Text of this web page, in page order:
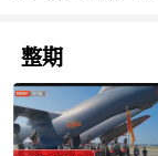
整期